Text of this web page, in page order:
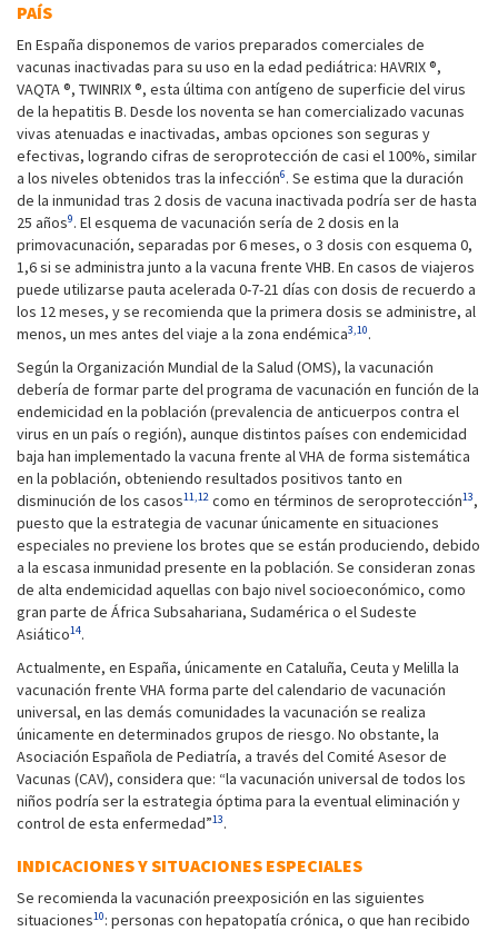
PAÍS
En España disponemos de varios preparados comerciales de
vacunas inactivadas para su uso en la edad pediátrica: HAVRIX ®,
VAQTA ®, TWINRIX ®, esta última con antígeno de superficie del virus
de la hepatitis B. Desde los noventa se han comercializado vacunas
vivas atenuadas e inactivadas, ambas opciones son seguras y
efectivas, logrando cifras de seroprotección de casi el 100%, similar
a los niveles obtenidos tras la infección6. Se estima que la duración
de la inmunidad tras 2 dosis de vacuna inactivada podría ser de hasta
25 años9. El esquema de vacunación sería de 2 dosis en la
primovacunación, separadas por 6 meses, o 3 dosis con esquema 0,
1,6 si se administra junto a la vacuna frente VHB. En casos de viajeros
puede utilizarse pauta acelerada 0-7-21 días con dosis de recuerdo a
los 12 meses, y se recomienda que la primera dosis se administre, al
menos, un mes antes del viaje a la zona endémica3,10.
Según la Organización Mundial de la Salud (OMS), la vacunación
debería de formar parte del programa de vacunación en función de la
endemicidad en la población (prevalencia de anticuerpos contra el
virus en un país o región), aunque distintos países con endemicidad
baja han implementado la vacuna frente al VHA de forma sistemática
en la población, obteniendo resultados positivos tanto en
disminución de los casos11,12 como en términos de seroprotección13,
puesto que la estrategia de vacunar únicamente en situaciones
especiales no previene los brotes que se están produciendo, debido
a la escasa inmunidad presente en la población. Se consideran zonas
de alta endemicidad aquellas con bajo nivel socioeconómico, como
gran parte de África Subsahariana, Sudamérica o el Sudeste
Asiático14.
Actualmente, en España, únicamente en Cataluña, Ceuta y Melilla la
vacunación frente VHA forma parte del calendario de vacunación
universal, en las demás comunidades la vacunación se realiza
únicamente en determinados grupos de riesgo. No obstante, la
Asociación Española de Pediatría, a través del Comité Asesor de
Vacunas (CAV), considera que: “la vacunación universal de todos los
niños podría ser la estrategia óptima para la eventual eliminación y
control de esta enfermedad”13.
INDICACIONES Y SITUACIONES ESPECIALES
Se recomienda la vacunación preexposición en las siguientes
situaciones10: personas con hepatopatía crónica, o que han recibido